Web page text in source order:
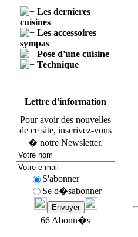
Les dernieres
cuisines
Les accessoires
sympas
Pose d'une cuisine
Technique
Lettre d'information
Pour avoir des nouvelles
de ce site, inscrivez-vous
� notre Newsletter.
S'abonner
Se d�sabonner
66 Abonn�s